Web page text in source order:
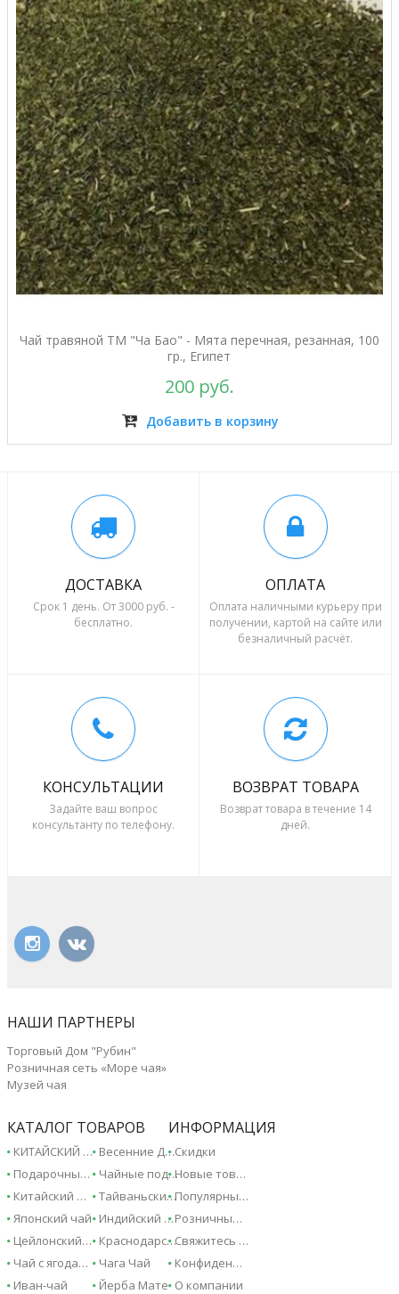
Чай травяной ТМ "Ча Бао" - Мята перечная, резанная, 100
гр., Египет
200 руб.
Добавить в корзину
ДОСТАВКА
Срок 1 день. От 3000 руб. -
бесплатно.
ОПЛАТА
Оплата наличными курьеру при
получении, картой на сайте или
безналичный расчёт.
КОНСУЛЬТАЦИИ
Задайте ваш вопрос
консультанту по телефону.
ВОЗВРАТ ТОВАРА
Возврат товара в течение 14
дней.
НАШИ ПАРТНЕРЫ
Торговый Дом "Рубин"
Розничная сеть «Море чая»
Музей чая
КАТАЛОГ ТОВАРОВ
КИТАЙСКИЙ ЧАЙ - 2026!
Весенние Дарджилинги - 2026!
Подарочные сертификаты
Чайные подарки и сувениры
Китайский чай
Тайваньский чай
Японский чай Индийский чай
Цейлонский чай
Краснодарский чай
Чай с ягодами и фруктами
Чага Чай
Иван-чай
Йерба Мате
ИНФОРМАЦИЯ
Скидки
Новые товары
Популярные товары
Розничные магазины
Свяжитесь с нами
Конфиденциальность
О компании